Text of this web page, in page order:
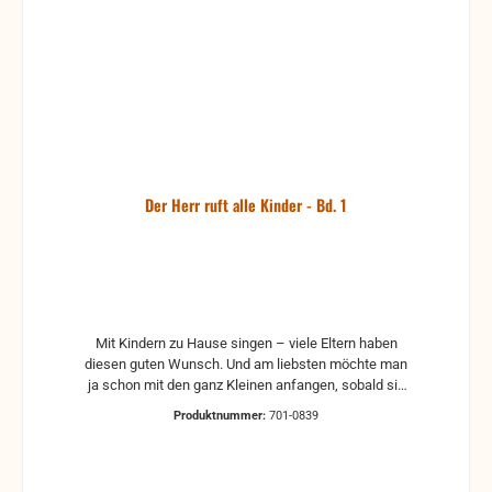
Der Herr ruft alle Kinder - Bd. 1
Mit Kindern zu Hause singen – viele Eltern haben
diesen guten Wunsch. Und am liebsten möchte man
ja schon mit den ganz Kleinen anfangen, sobald sie
Produktnummer: 701-0839